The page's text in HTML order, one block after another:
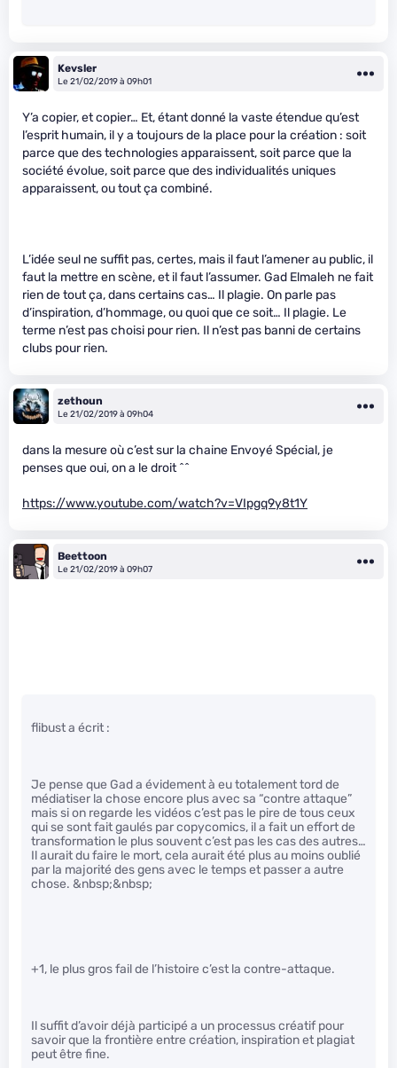
Kevsler
Le 21/02/2019 à 09h01
Y’a copier, et copier… Et, étant donné la vaste étendue qu’est
l’esprit humain, il y a toujours de la place pour la création : soit
parce que des technologies apparaissent, soit parce que la
société évolue, soit parce que des individualités uniques
apparaissent, ou tout ça combiné.
L’idée seul ne suffit pas, certes, mais il faut l’amener au public, il
faut la mettre en scène, et il faut l’assumer. Gad Elmaleh ne fait
rien de tout ça, dans certains cas… Il plagie. On parle pas
d’inspiration, d’hommage, ou quoi que ce soit… Il plagie. Le
terme n’est pas choisi pour rien. Il n’est pas banni de certains
clubs pour rien.
zethoun
Le 21/02/2019 à 09h04
dans la mesure où c’est sur la chaine Envoyé Spécial, je
penses que oui, on a le droit ^^
https://www.youtube.com/watch?v=VIpgq9y8t1Y
Beettoon
Le 21/02/2019 à 09h07
flibust a écrit :
Je pense que Gad a évidement à eu totalement tord de
médiatiser la chose encore plus avec sa “contre attaque”
mais si on regarde les vidéos c’est pas le pire de tous ceux
qui se sont fait gaulés par copycomics, il a fait un effort de
transformation le plus souvent c’est pas les cas des autres…
Il aurait du faire le mort, cela aurait été plus au moins oublié
par la majorité des gens avec le temps et passer a autre
chose. &nbsp;&nbsp;
+1, le plus gros fail de l’histoire c’est la contre-attaque.
Il suffit d’avoir déjà participé a un processus créatif pour
savoir que la frontière entre création, inspiration et plagiat
peut être fine.